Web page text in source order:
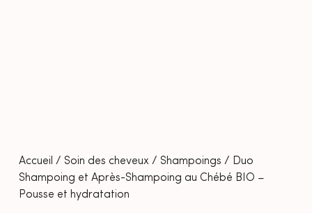
Accueil / Soin des cheveux/ Shampoings / Duo
Shampoing et Après-Shampoing au Chébé BIO –
Pousse et hydratation